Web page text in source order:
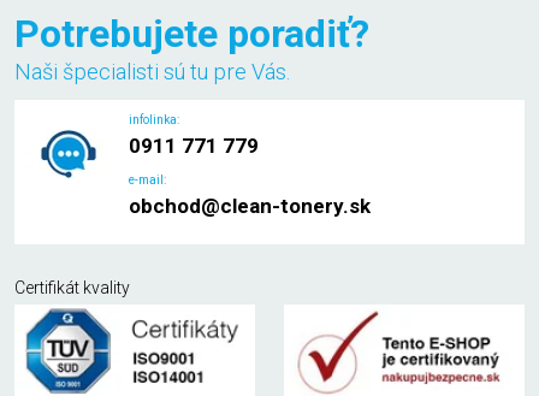
Potrebujete poradiť?
Naši špecialisti sú tu pre Vás.
infolinka:
0911 771 779
e-mail:
obchod@clean-tonery.sk
Certifikát kvality